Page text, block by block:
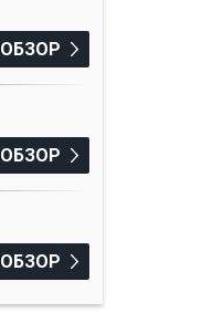
ОБЗОР
ОБЗОР
ОБЗОР